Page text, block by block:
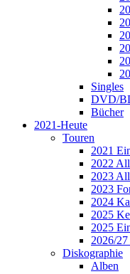
Singles
DVD/
Bücher
2021-Heute
Touren
2021
2022
2023
2023
2024
2025
2025
2026/
Diskographie
Alben